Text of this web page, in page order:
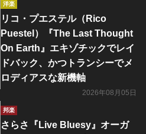
洋楽
リコ・プエステル（Rico
Puestel）『The Last Thought
On Earth』エキゾチックでレイ
ドバック、かつトランシーでメ
ロディアスな新機軸
2026年08月05日
邦楽
さらさ『Live Bluesy』オーガ